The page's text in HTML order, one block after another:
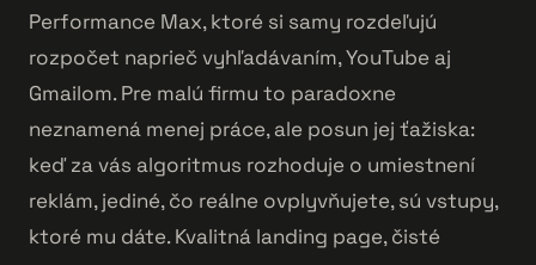
Performance Max, ktoré si samy rozdeľujú
rozpočet naprieč vyhľadávaním, YouTube aj
Gmailom. Pre malú firmu to paradoxne
neznamená menej práce, ale posun jej ťažiska:
keď za vás algoritmus rozhoduje o umiestnení
reklám, jediné, čo reálne ovplyvňujete, sú vstupy,
ktoré mu dáte. Kvalitná landing page, čisté